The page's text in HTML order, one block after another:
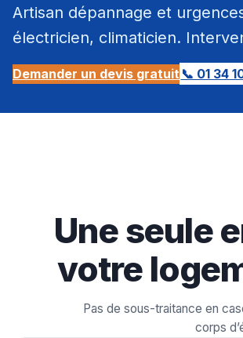
Artisan dépannage et
électricien, climaticien.
Demander un devis gratuit 📞 01 34
Une seule
votre
Pas de sous-traitance en
corps